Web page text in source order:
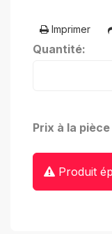
Imprimer
Quantité:
Prix à la
Produit